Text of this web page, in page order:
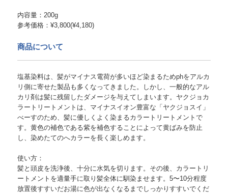
内容量：200g
参考価格：¥3,800(¥4,180)
商品について
塩基染料は、髪がマイナス電荷が多いほど染まるためphをアルカ
リ側に寄せた製品も多くなってきました。しかし、一般的なアル
カリ剤は髪に残留したダメージを与えてしまいます。ヤクジョカ
ラートリートメントは、マイナスイオン豊富な「ヤクジョスイ」
べーすのため、髪に優しくよく染まるカラートリートメントで
す。黄色の補色である紫を補色することによって黄ばみを防止
し、染めたてのへカラーを長く楽しめます。
使い方：
髪と頭皮を洗浄後、十分に水気を切ります。その後、カラートリ
ートメントを適量手に取り髪全体に馴染ませます。5〜10分程度
放置後すすいだお湯に色が出なくなるまでしっかりすすいでくだ